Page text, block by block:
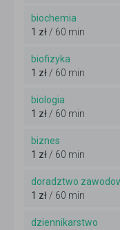
biochemia
1 zł/ 60 min
biofizyka
1 zł/ 60 min
biologia
1 zł/ 60 min
biznes
1 zł/ 60 min
doradztwo
1 zł/ 60 min
dziennikarstwo